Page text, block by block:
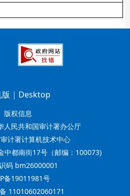
| Desktop
版权信息
人民共和国审计署办公厅
计署计算机技术中心
中都南街17号（邮编：100073)
码 bm26000001
备19011981号
11010602060171